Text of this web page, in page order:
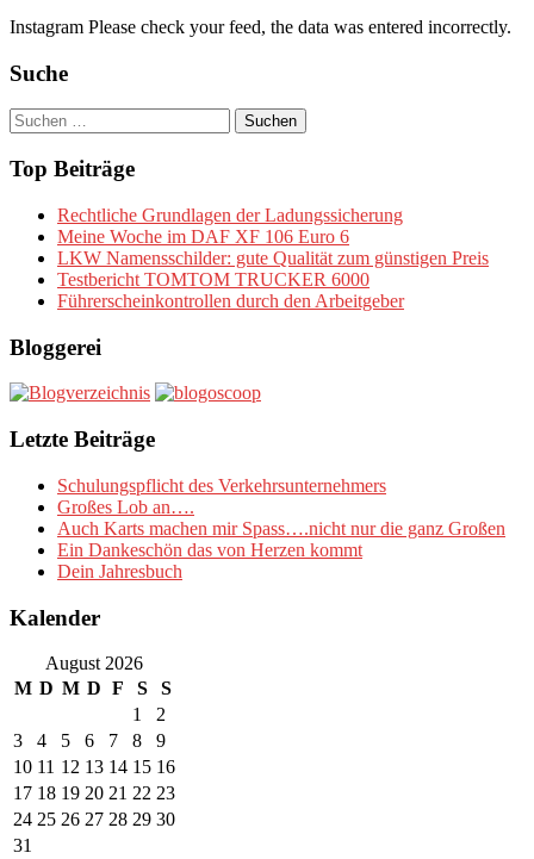
Instagram Please check your feed, the data was entered incorrectly.
Suche
Suchen
nach:
Top Beiträge
Rechtliche Grundlagen der Ladungssicherung
Meine Woche im DAF XF 106 Euro 6
LKW Namensschilder: gute Qualität zum günstigen Preis
Testbericht TOMTOM TRUCKER 6000
Führerscheinkontrollen durch den Arbeitgeber
Bloggerei
Letzte Beiträge
Schulungspflicht des Verkehrsunternehmers
Großes Lob an….
Auch Karts machen mir Spass….nicht nur die ganz Großen
Ein Dankeschön das von Herzen kommt
Dein Jahresbuch
Kalender
August 2026
M D M D F S
S
1
2
3
4 5 6 7 8
9
10 11 12 13 14 15 16
17 18 19 20 21 22 23
24 25 26 27 28 29 30
31